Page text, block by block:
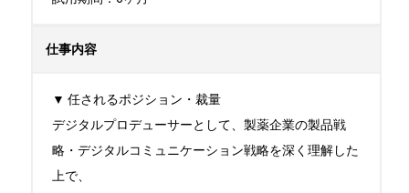
仕事内容
▼ 任されるポジション・裁量
デジタルプロデューサーとして、製薬企業の製品戦
略・デジタルコミュニケーション戦略を深く理解した
上で、